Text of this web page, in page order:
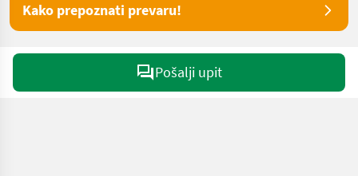
Kako prepoznati prevaru!
Pošalji upit